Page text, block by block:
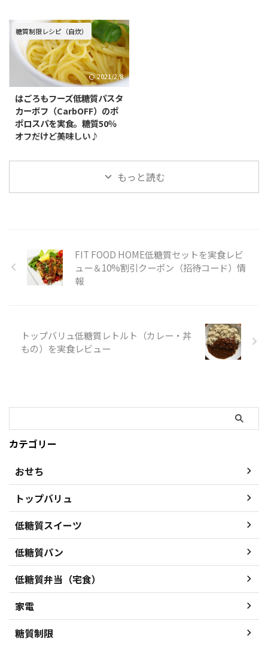
の鶏スープ春雨鶏スープ ...
は、おなかが減った時に、糖質が
高いパンとかお菓子を食べてちゃ
ダメ。 そう思って、かねてから気
になっていたサラダチキンメーカ
ーを楽天で購入しました。 リン
ク サラダチキンメーカーとは？
サラダチキンメーカーは、ボタン
一つの簡単にサラダチキンが作れ
る調理家電です。 熱量145kcalた
んぱく質21.3g脂質5.9g塩分0.1g
糖質0.1g鶏むね肉（皮付き）
でたんぱく質が高いからダイエッ
トには最適な食材!!! 鶏むね ...
50ｇ だし汁（ねこぶだし大さじ2
と水2カップ） しょうゆ大さじ1
糖質制限レシピ（自炊）
2021/2/8
はごろもフーズ低糖質パスタ
カーボフ（CarbOFF）のポ
ポロスパを実食。糖質50％
オフだけど美味しい♪
に作るのがとても簡単！ でも糖
質が高いので糖質制限を始めてか
（CarbOFF）とは？ はごろもフ
ーズの低糖質パスタ カーボフ
（CarbOFF）とは、
ら、”おいしくて満足できる”パス
タを目指して ...
もっと読む
FIT FOOD HOME低糖質セットを実食レビ
ュー＆10%割引クーポン（招待コード）情
報
トップバリュ低糖質レトルト（カレー・丼
もの）を実食レビュー
カテゴリー
おせち
トップバリュ
低糖質スイーツ
低糖質パン
低糖質弁当（宅食）
家電
糖質制限